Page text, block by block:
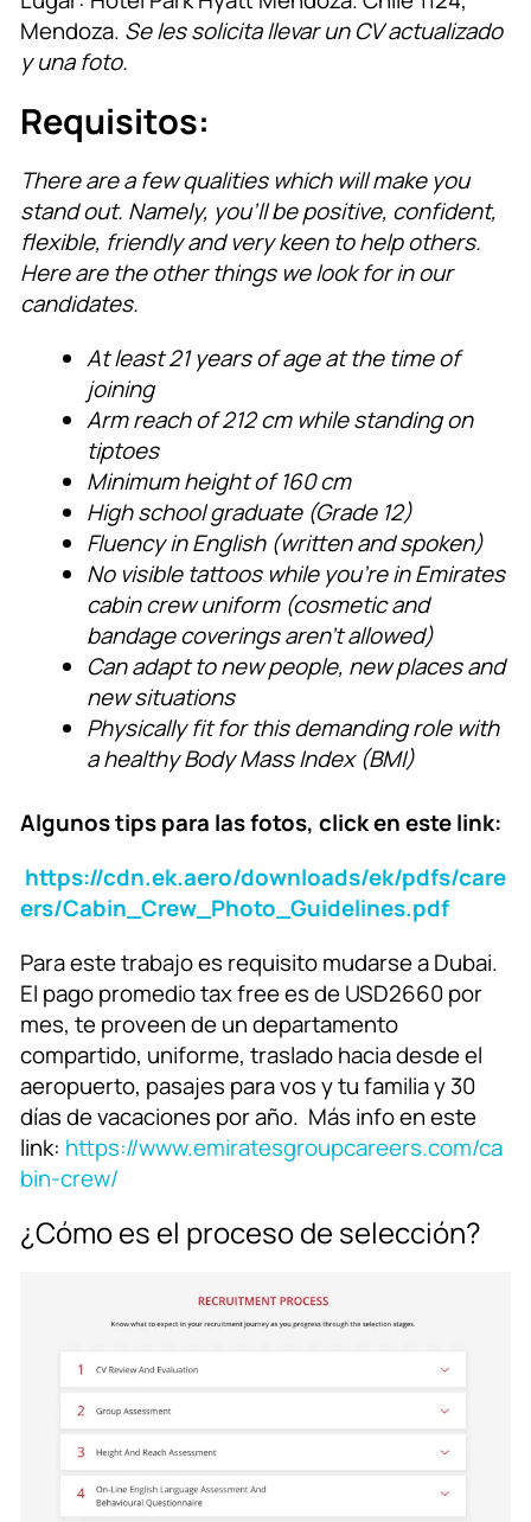
Mendoza. Se les solicita llevar un CV actualizado
y una foto.
Requisitos:
There are a few qualities which will make you
stand out. Namely, you’ll be positive, confident,
flexible, friendly and very keen to help others.
Here are the other things we look for in our
candidates.
At least 21 years of age at the time of
joining
Arm reach of 212 cm while standing on
tiptoes
Minimum height of 160 cm
High school graduate (Grade 12)
Fluency in English (written and spoken)
No visible tattoos while you’re in Emirates
cabin crew uniform (cosmetic and
bandage coverings aren’t allowed)
Can adapt to new people, new places and
new situations
Physically fit for this demanding role with
a healthy Body Mass Index (BMI)
Algunos tips para las fotos, click en este link:
https://cdn.ek.aero/downloads/ek/pdfs/care
ers/Cabin_Crew_Photo_Guidelines.pdf
Para este trabajo es requisito mudarse a Dubai.
El pago promedio tax free es de USD2660 por
mes, te proveen de un departamento
compartido, uniforme, traslado hacia desde el
aeropuerto, pasajes para vos y tu familia y 30
días de vacaciones por año. Más info en este
link: https://www.emiratesgroupcareers.com/ca
bin-crew/
¿Cómo es el proceso de selección?